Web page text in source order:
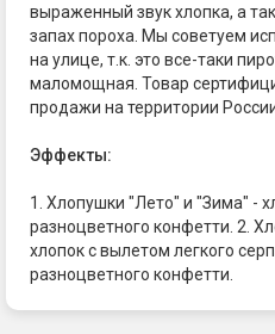
выраженный звук хлопка, а
запах пороха. Мы советуем
на улице, т.к. это все-таки
маломощная. Товар
продажи на территории
Эффекты:
1. Хлопушки "Лето" и "Зима" -
разноцветного конфетти. 2.
хлопок с вылетом легкого
разноцветного конфетти.